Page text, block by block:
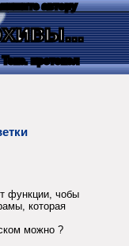
автору
протокол
функции, чобы
которая
можно ?